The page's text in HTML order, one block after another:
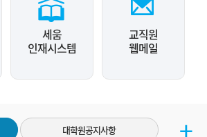
세움
인재시스템
교직원
웹메일
대학원공지사항